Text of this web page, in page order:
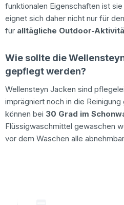
funktionalen Eigenschaften ist sie
eignet sich daher nicht nur für
für alltägliche Outdoor-
Wie sollte die
gepflegt werden?
Wellensteyn Jacken sind
imprägniert noch in die
können bei 30 Grad im
Flüssigwaschmittel gewaschen
vor dem Waschen alle